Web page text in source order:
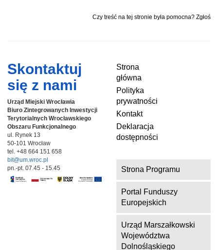
Czy treść na tej stronie była pomocna? Zgłoś
Skontaktuj
się z nami
Urząd Miejski Wrocławia
Biuro Zintegrowanych Inwestycji
Terytorialnych Wrocławskiego
Obszaru Funkcjonalnego
ul. Rynek 13
50-101 Wrocław
tel. +48 664 151 658
bit@um.wroc.pl
pn.-pt. 07.45 - 15.45
Strona
główna
Polityka
prywatności
Kontakt
Deklaracja
dostępności
Strona Programu
Portal Funduszy
Europejskich
Urząd Marszałkowski
Województwa
Dolnośląskiego